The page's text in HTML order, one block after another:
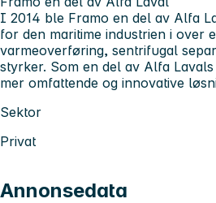
I 2014 ble Framo en del av Alfa
for den maritime industrien i over
varmeoverføring, sentrifugal
styrker. Som en del av Alfa
mer omfattende og innovative
Sektor
Privat
Annonsedata